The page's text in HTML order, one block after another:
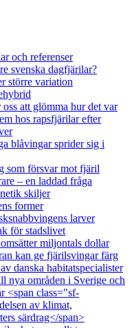
och referenser
svenska dagfjärilar?
större variation
att glömma hur det var
hos rapsfjärilar efter
blåvingar sprider sig i
som försvar mot fjäril
– en laddad fråga
skiljer
former
larver
för stadslivet
miljontals dollar
kan ge fjärilsvingar färg
danska habitatspecialister
nya områden i Sverige och
<span class="sf-
av klimat,
särdrag</span>